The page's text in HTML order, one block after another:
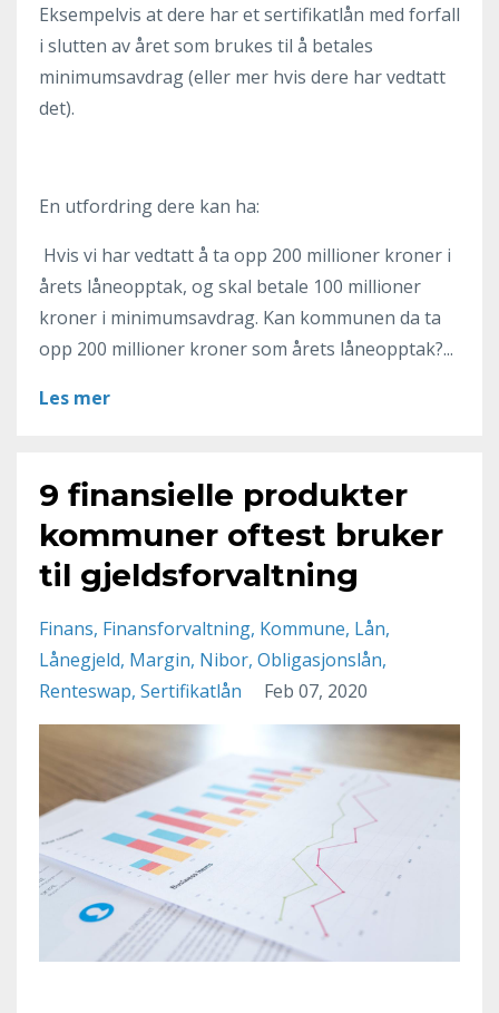
Eksempelvis at dere har et sertifikatlån med forfall
i slutten av året som brukes til å betales
minimumsavdrag (eller mer hvis dere har vedtatt
det).
En utfordring dere kan ha:
Hvis vi har vedtatt å ta opp 200 millioner kroner i
årets låneopptak, og skal betale 100 millioner
kroner i minimumsavdrag. Kan kommunen da ta
opp 200 millioner kroner som årets låneopptak?...
Les mer
9 finansielle produkter
kommuner oftest bruker
til gjeldsforvaltning
Finans Finansforvaltning Kommune Lån
Lånegjeld Margin Nibor Obligasjonslån
Renteswap Sertifikatlån Feb 07, 2020